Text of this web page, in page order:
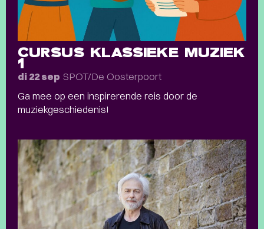
CURSUS KLASSIEKE MUZIEK
1
di 22 sep SPOT/De Oosterpoort
Ga mee op een inspirerende reis door de
muziekgeschiedenis!